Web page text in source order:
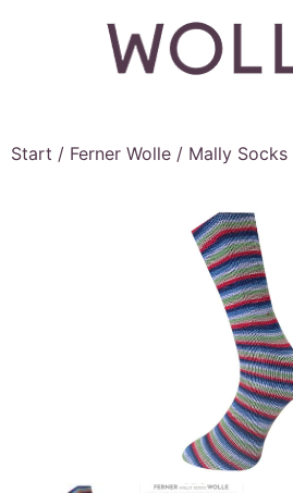
Start / Ferner Wolle / Mally Socks